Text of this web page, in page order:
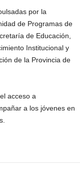
por la
de Programas de
de Educación,
Institucional y
de la Provincia de
acceso a
a los jóvenes en